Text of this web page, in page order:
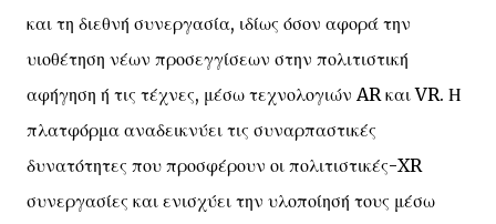
και τη διεθνή συνεργασία, ιδίως όσον αφορά την
υιοθέτηση νέων προσεγγίσεων στην πολιτιστική
αφήγηση ή τις τέχνες, μέσω τεχνολογιών AR και VR. Η
πλατφόρμα αναδεικνύει τις συναρπαστικές
δυνατότητες που προσφέρουν οι πολιτιστικές-XR
συνεργασίες και ενισχύει την υλοποίησή τους μέσω